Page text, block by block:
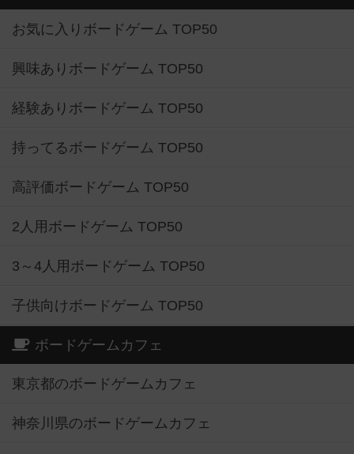
お気に入りボードゲーム TOP50
興味ありボードゲーム TOP50
経験ありボードゲーム TOP50
持ってるボードゲーム TOP50
高評価ボードゲーム TOP50
2人用ボードゲーム TOP50
3～4人用ボードゲーム TOP50
子供向けボードゲーム TOP50
ボードゲームカフェ
東京都のボードゲームカフェ
神奈川県のボードゲームカフェ